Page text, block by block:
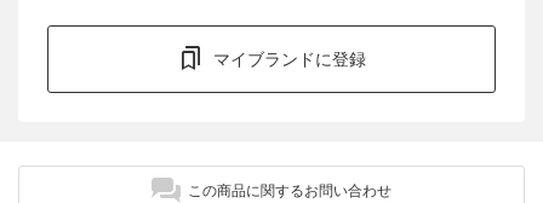
マイブランドに登録
この商品に関するお問い合わせ